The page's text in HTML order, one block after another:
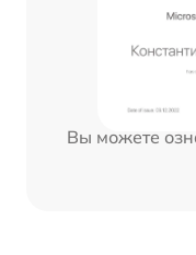
Вы можете